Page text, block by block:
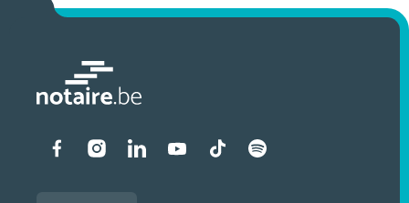
Liens vers les réseaux